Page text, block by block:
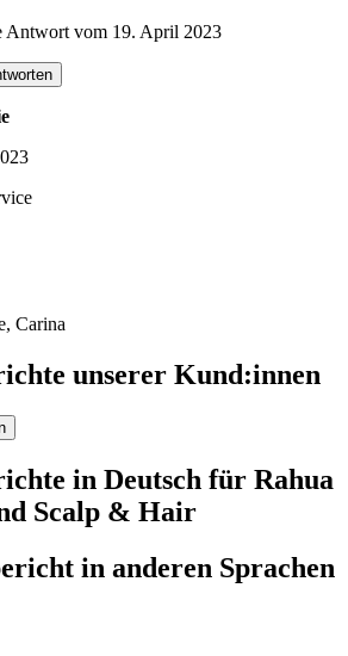
Antwort vom 19. April 2023
Carina
unserer Kund:innen
in Deutsch für Rahua
Scalp & Hair
in anderen Sprachen